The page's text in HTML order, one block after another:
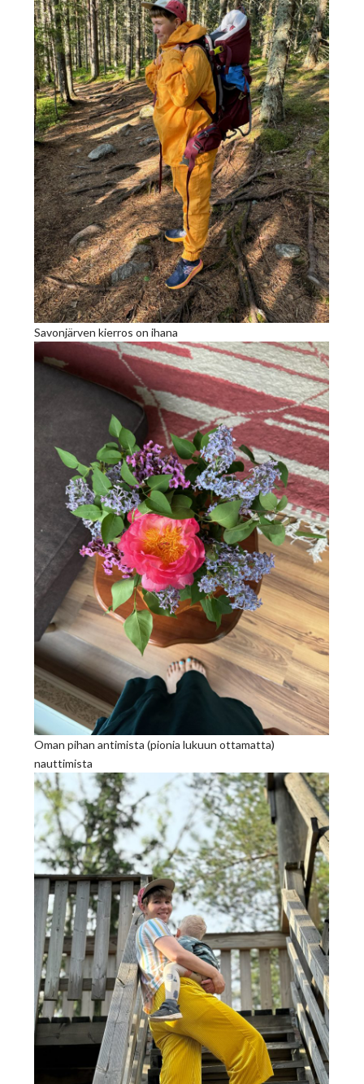
Savonjärven kierros on ihana
Oman pihan antimista (pionia lukuun ottamatta)
nauttimista